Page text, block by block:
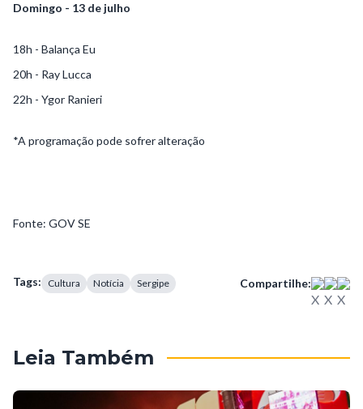
Domingo - 13 de julho
18h - Balança Eu
20h - Ray Lucca
22h - Ygor Ranieri
*A programação pode sofrer alteração
Fonte: GOV SE
Tags: Cultura Notícia Sergipe Compartilhe:
Leia Também